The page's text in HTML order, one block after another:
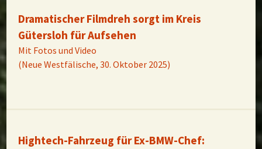
Dramatischer Filmdreh sorgt im Kreis
Gütersloh für Aufsehen
Mit Fotos und Video
(Neue Westfälische, 30. Oktober 2025)
Hightech-Fahrzeug für Ex-BMW-Chef: